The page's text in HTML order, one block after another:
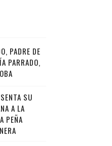
PADRE DE
PARRADO,
SU
A LA
PEÑA